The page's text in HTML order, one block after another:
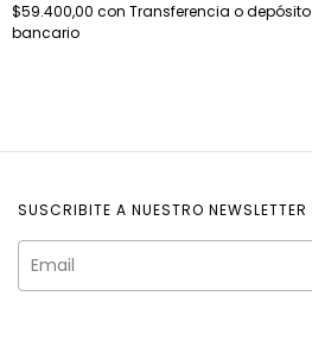
$59.400,00 con Transferencia o depósito
bancario
SUSCRIBITE A NUESTRO NEWSLETTER